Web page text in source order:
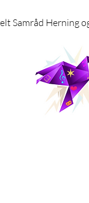
Samråd Herning